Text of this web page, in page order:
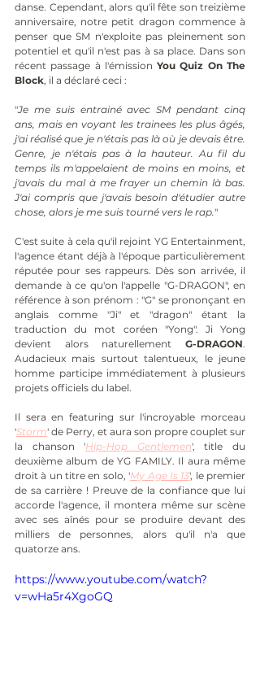
danse. Cependant, alors qu'il fête son treizième
anniversaire, notre petit dragon commence à
penser que SM n'exploite pas pleinement son
potentiel et qu'il n'est pas à sa place. Dans son
récent passage à l'émission You Quiz On The
Block, il a déclaré ceci :
"Je me suis entrainé avec SM pendant cinq
ans, mais en voyant les trainees les plus âgés,
j'ai réalisé que je n'étais pas là où je devais être.
Genre, je n'étais pas à la hauteur. Au fil du
temps ils m'appelaient de moins en moins, et
j'avais du mal à me frayer un chemin là bas.
J'ai compris que j'avais besoin d'étudier autre
chose, alors je me suis tourné vers le rap."
C'est suite à cela qu'il rejoint YG Entertainment,
l'agence étant déjà à l'époque particulièrement
réputée pour ses rappeurs. Dès son arrivée, il
demande à ce qu'on l'appelle "G-DRAGON", en
référence à son prénom : "G" se prononçant en
anglais comme "Ji" et "dragon" étant la
traduction du mot coréen "Yong". Ji Yong
devient alors naturellement G-DRAGON.
Audacieux mais surtout talentueux, le jeune
homme participe immédiatement à plusieurs
projets officiels du label.
Il sera en featuring sur l'incroyable morceau
'Storm' de Perry, et aura son propre couplet sur
la chanson 'Hip-Hop Gentlemen', title du
deuxième album de YG FAMILY. Il aura même
droit à un titre en solo, 'My Age Is 13', le premier
de sa carrière ! Preuve de la confiance que lui
accorde l'agence, il montera même sur scène
avec ses aînés pour se produire devant des
milliers de personnes, alors qu'il n'a que
quatorze ans.
https://www.youtube.com/watch?
v=wHa5r4XgoGQ